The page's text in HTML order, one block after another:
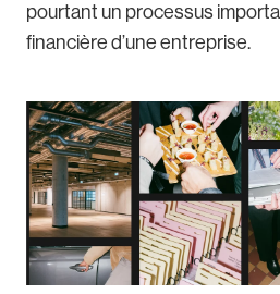
pourtant un processus
financière d’une entreprise.